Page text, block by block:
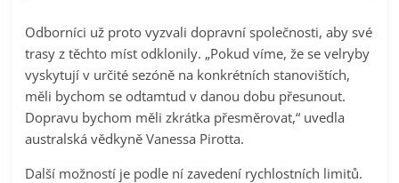
Odborníci už proto vyzvali dopravní společnosti, aby své
trasy z těchto míst odklonily. „Pokud víme, že se velryby
vyskytují v určité sezóně na konkrétních stanovištích,
měli bychom se odtamtud v danou dobu přesunout.
Dopravu bychom měli zkrátka přesměrovat,“ uvedla
australská vědkyně Vanessa Pirotta.
Další možností je podle ní zavedení rychlostních limitů.